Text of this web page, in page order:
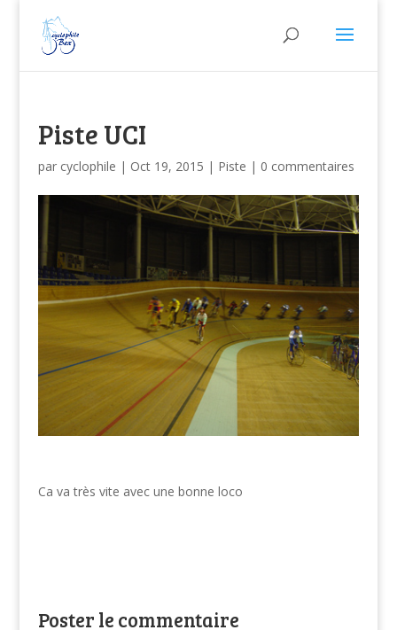
Piste UCI
par cyclophile | Oct 19, 2015 | Piste | 0 commentaires
Ca va très vite avec une bonne loco
Poster le commentaire